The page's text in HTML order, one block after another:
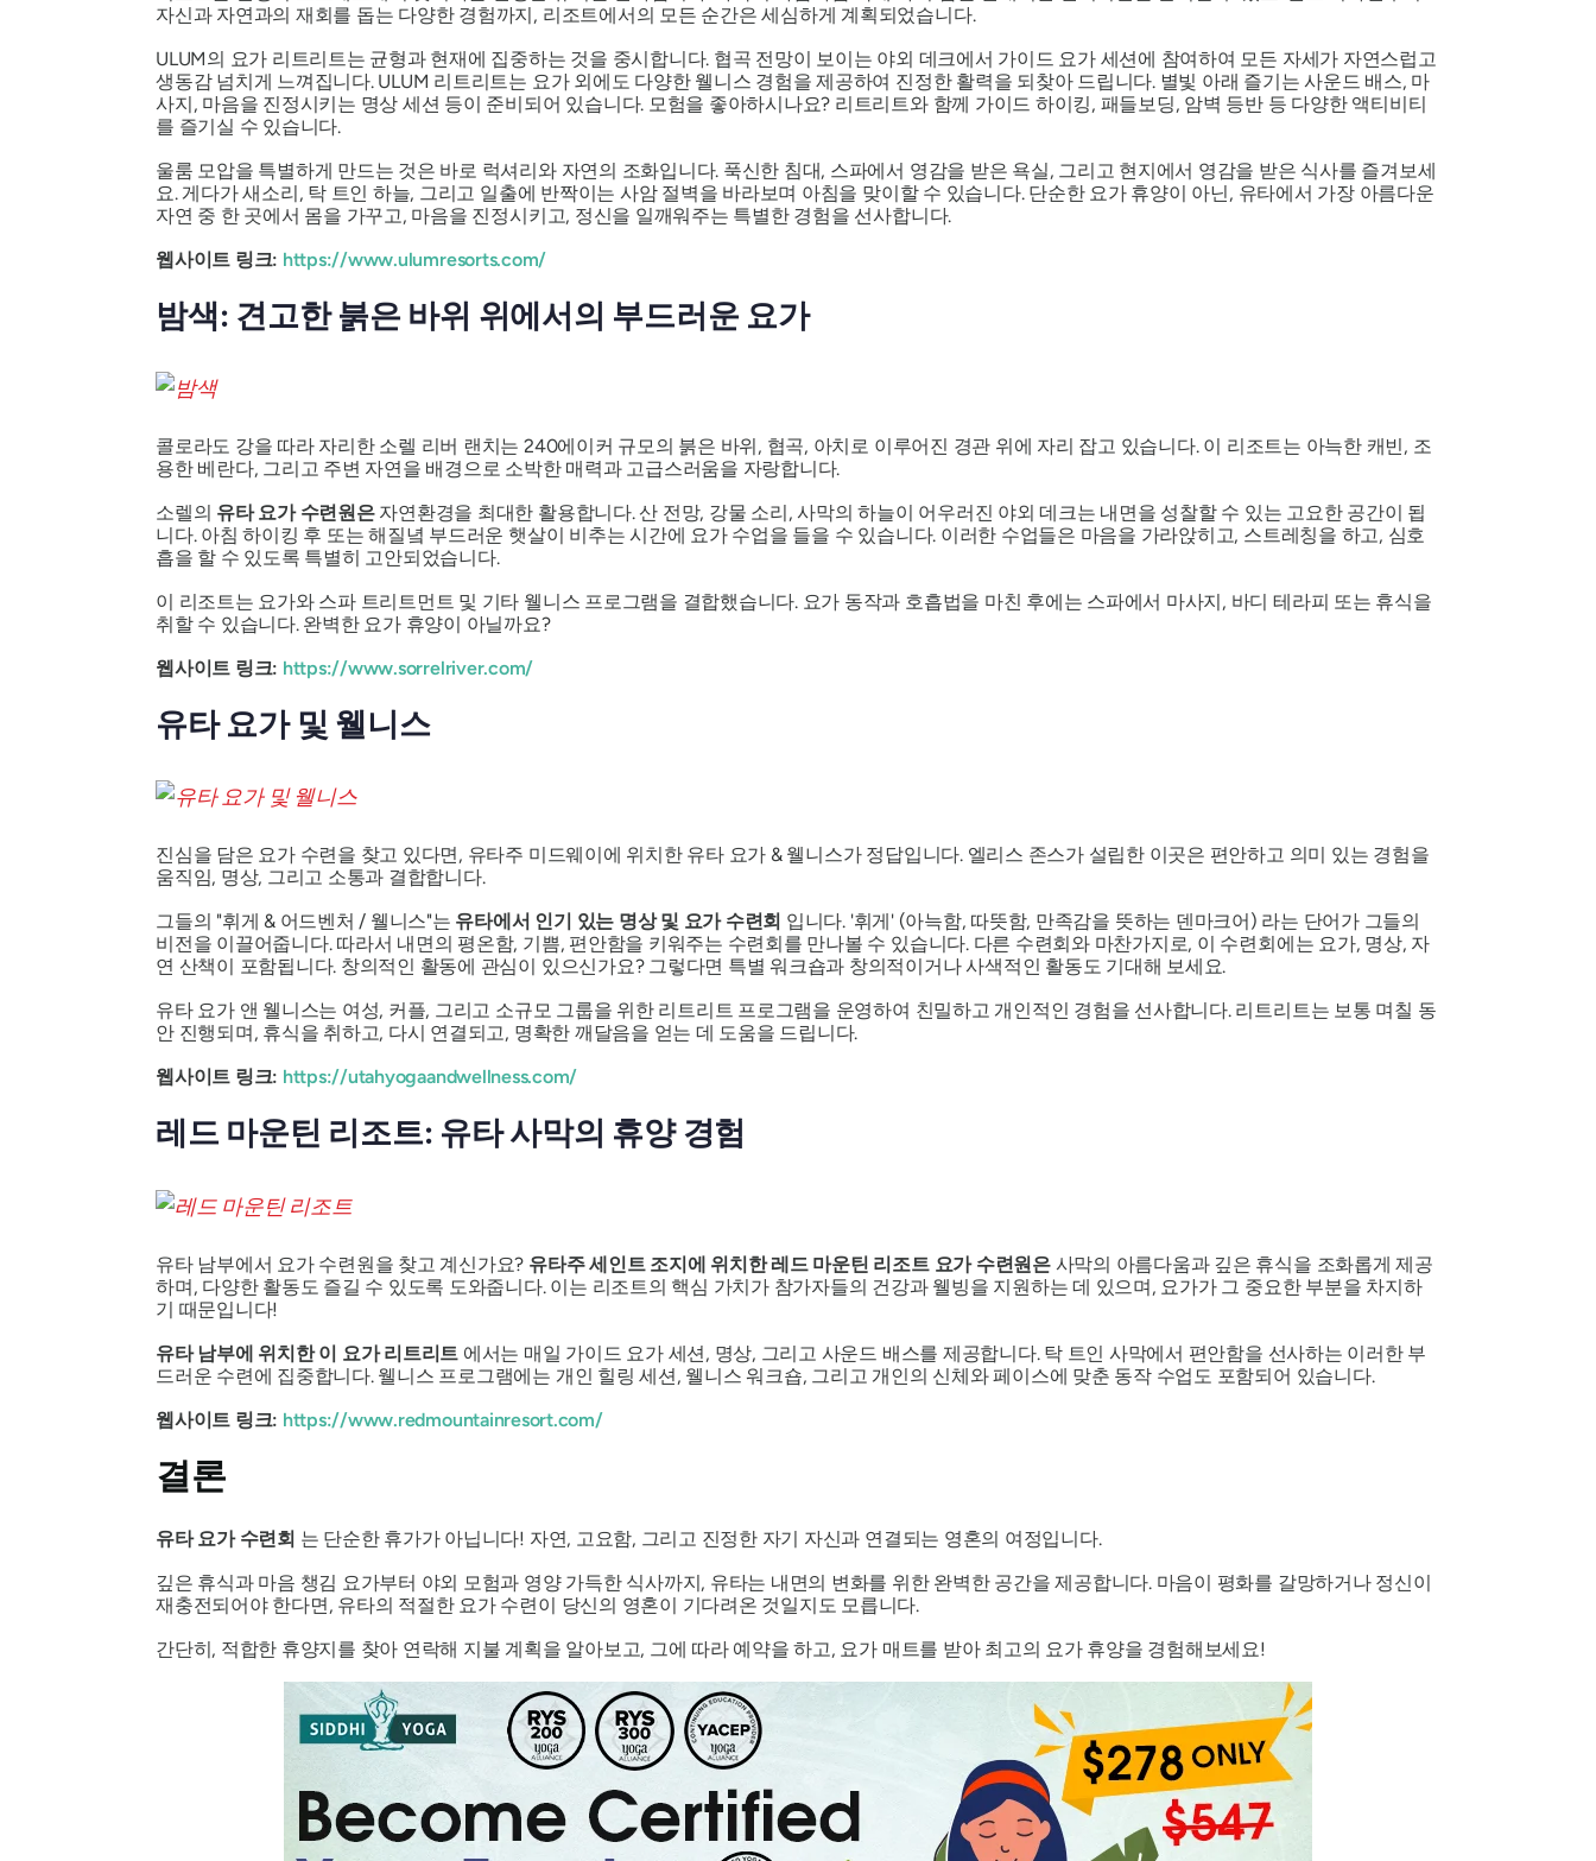
자신과 자연과의 재회를 돕는 다양한 경험까지, 리조트에서의 모든 순간은 세심하게 계획되었습니다.
ULUM의 요가 리트리트는 균형과 현재에 집중하는 것을 중시합니다. 협곡 전망이 보이는 야외 데크에서 가이드 요가 세션에 참여하여 모든 자세가 자연스럽고
생동감 넘치게 느껴집니다. ULUM 리트리트는 요가 외에도 다양한 웰니스 경험을 제공하여 진정한 활력을 되찾아 드립니다. 별빛 아래 즐기는 사운드 배스, 마
사지, 마음을 진정시키는 명상 세션 등이 준비되어 있습니다. 모험을 좋아하시나요? 리트리트와 함께 가이드 하이킹, 패들보딩, 암벽 등반 등 다양한 액티비티
를 즐기실 수 있습니다.
울룸 모압을 특별하게 만드는 것은 바로 럭셔리와 자연의 조화입니다. 푹신한 침대, 스파에서 영감을 받은 욕실, 그리고 현지에서 영감을 받은 식사를 즐겨보세
요. 게다가 새소리, 탁 트인 하늘, 그리고 일출에 반짝이는 사암 절벽을 바라보며 아침을 맞이할 수 있습니다. 단순한 요가 휴양이 아닌, 유타에서 가장 아름다운
자연 중 한 곳에서 몸을 가꾸고, 마음을 진정시키고, 정신을 일깨워주는 특별한 경험을 선사합니다.
웹사이트 링크: https://www.ulumresorts.com/
밤색: 견고한 붉은 바위 위에서의 부드러운 요가
콜로라도 강을 따라 자리한 소렐 리버 랜치는 240에이커 규모의 붉은 바위, 협곡, 아치로 이루어진 경관 위에 자리 잡고 있습니다. 이 리조트는 아늑한 캐빈, 조
용한 베란다, 그리고 주변 자연을 배경으로 소박한 매력과 고급스러움을 자랑합니다.
소렐의 유타 요가 수련원은자연환경을 최대한 활용합니다. 산 전망, 강물 소리, 사막의 하늘이 어우러진 야외 데크는 내면을 성찰할 수 있는 고요한 공간이 됩
니다. 아침 하이킹 후 또는 해질녘 부드러운 햇살이 비추는 시간에 요가 수업을 들을 수 있습니다. 이러한 수업들은 마음을 가라앉히고, 스트레칭을 하고, 심호
흡을 할 수 있도록 특별히 고안되었습니다.
이 리조트는 요가와 스파 트리트먼트 및 기타 웰니스 프로그램을 결합했습니다. 요가 동작과 호흡법을 마친 후에는 스파에서 마사지, 바디 테라피 또는 휴식을
취할 수 있습니다. 완벽한 요가 휴양이 아닐까요?
웹사이트 링크: https://www.sorrelriver.com/
유타 요가 및 웰니스
진심을 담은 요가 수련을 찾고 있다면, 유타주 미드웨이에 위치한 유타 요가 & 웰니스가 정답입니다. 엘리스 존스가 설립한 이곳은 편안하고 의미 있는 경험을
움직임, 명상, 그리고 소통과 결합합니다.
그들의 "휘게 & 어드벤처 / 웰니스"는 유타에서 인기 있는 명상 및 요가 수련회 입니다. '휘게'(아늑함, 따뜻함, 만족감을 뜻하는 덴마크어) 라는 단어가 그들의
비전을 이끌어줍니다. 따라서 내면의 평온함, 기쁨, 편안함을 키워주는 수련회를 만나볼 수 있습니다. 다른 수련회와 마찬가지로, 이 수련회에는 요가, 명상, 자
연 산책이 포함됩니다. 창의적인 활동에 관심이 있으신가요? 그렇다면 특별 워크숍과 창의적이거나 사색적인 활동도 기대해 보세요.
유타 요가 앤 웰니스는 여성, 커플, 그리고 소규모 그룹을 위한 리트리트 프로그램을 운영하여 친밀하고 개인적인 경험을 선사합니다. 리트리트는 보통 며칠 동
안 진행되며, 휴식을 취하고, 다시 연결되고, 명확한 깨달음을 얻는 데 도움을 드립니다.
웹사이트 링크: https://utahyogaandwellness.com/
레드 마운틴 리조트: 유타 사막의 휴양 경험
유타 남부에서 요가 수련원을 찾고 계신가요? 유타주 세인트 조지에 위치한 레드 마운틴 리조트 요가 수련원은사막의 아름다움과 깊은 휴식을 조화롭게 제공
하며, 다양한 활동도 즐길 수 있도록 도와줍니다. 이는 리조트의 핵심 가치가 참가자들의 건강과 웰빙을 지원하는 데 있으며, 요가가 그 중요한 부분을 차지하
기 때문입니다!
유타 남부에 위치한 이 요가 리트리트 에서는 매일 가이드 요가 세션, 명상, 그리고 사운드 배스를 제공합니다. 탁 트인 사막에서 편안함을 선사하는 이러한 부
드러운 수련에 집중합니다. 웰니스 프로그램에는 개인 힐링 세션, 웰니스 워크숍, 그리고 개인의 신체와 페이스에 맞춘 동작 수업도 포함되어 있습니다.
웹사이트 링크: https://www.redmountainresort.com/
결론
유타 요가 수련회 는 단순한 휴가가 아닙니다! 자연, 고요함, 그리고 진정한 자기 자신과 연결되는 영혼의 여정입니다.
깊은 휴식과 마음 챙김 요가부터 야외 모험과 영양 가득한 식사까지, 유타는 내면의 변화를 위한 완벽한 공간을 제공합니다. 마음이 평화를 갈망하거나 정신이
재충전되어야 한다면, 유타의 적절한 요가 수련이 당신의 영혼이 기다려온 것일지도 모릅니다.
간단히, 적합한 휴양지를 찾아 연락해 지불 계획을 알아보고, 그에 따라 예약을 하고, 요가 매트를 받아 최고의 요가 휴양을 경험해보세요!